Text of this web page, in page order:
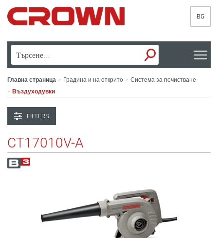
BG
Главна страница > Градина и на открито > Система за почистване
> Въздуходувки
FILTERS
CT17010V-A